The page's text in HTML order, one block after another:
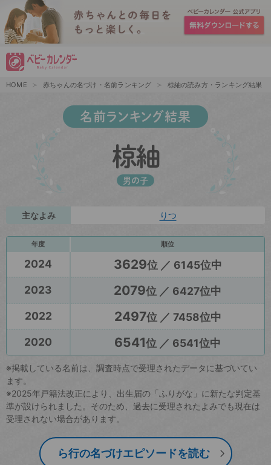
HOME 赤ちゃんの名づけ・名前ランキング 椋紬の読み方・ランキング結果
名前ランキング結果
椋紬
男の子
主なよみ りつ
年度 順位
2024 3629位 ／ 6145位中
2023
2079位 ／ 6427位中
2022
2497位 ／ 7458位中
2020
6541位 ／ 6541位中
※掲載している名前は、調査時点で受理されたデータに基づいてい
ます。
※2025年戸籍法改正により、出生届の「ふりがな」に新たな判定基
準が設けられました。そのため、過去に受理されたよみでも現在は
受理されない場合があります。
ら行の名づけエピソードを読む